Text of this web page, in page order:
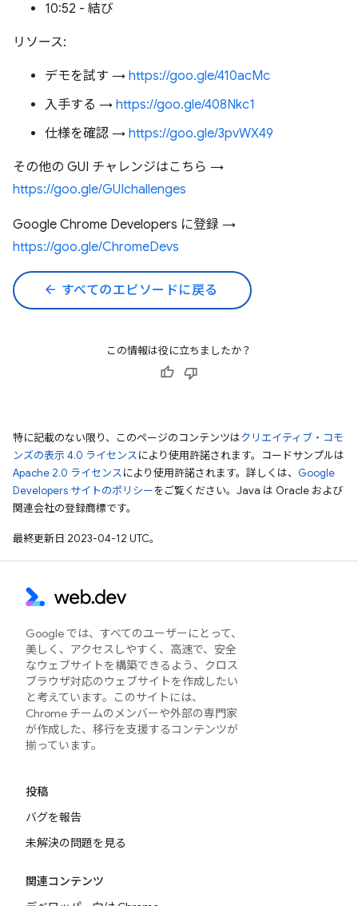
10:52 - 結び
リソース:
デモを試す → https://goo.gle/410acMc
入手する → https://goo.gle/408Nkc1
仕様を確認 → https://goo.gle/3pvWX49
その他の GUI チャレンジはこちら →
https://goo.gle/GUIchallenges
Google Chrome Developers に登録 →
https://goo.gle/ChromeDevs
arrow_back すべてのエピソードに戻る
この情報は役に立ちましたか？
特に記載のない限り、このページのコンテンツはクリエイティブ・コモ
ンズの表示 4.0 ライセンスにより使用許諾されます。コードサンプルは
Apache 2.0 ライセンスにより使用許諾されます。詳しくは、 Google
Developers サイトのポリシーをご覧ください。Java は Oracle および
関連会社の登録商標です。
最終更新日 2023-04-12 UTC。
Google では、すべてのユーザーにとって、
美しく、アクセスしやすく、高速で、安全
なウェブサイトを構築できるよう、クロス
ブラウザ対応のウェブサイトを作成したい
と考えています。このサイトには、
Chrome チームのメンバーや外部の専門家
が作成した、移行を支援するコンテンツが
揃っています。
投稿
バグを報告
未解決の問題を見る
関連コンテンツ